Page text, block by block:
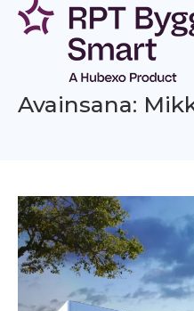
Siirry
sisältöön
Avainsana: